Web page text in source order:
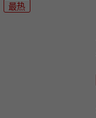
最热